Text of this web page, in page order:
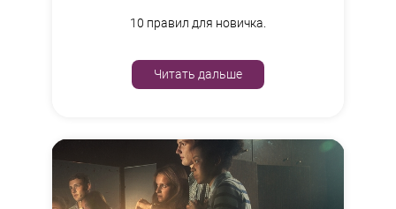
10 правил для новичка.
Читать дальше